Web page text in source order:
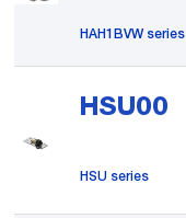
HAH1BVW series
HSU00
HSU series